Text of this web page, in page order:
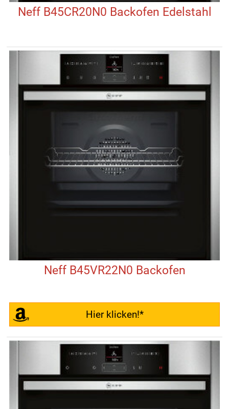
Neff B45CR20N0 Backofen Edelstahl
Neff B45VR22N0 Backofen
Hier klicken!*